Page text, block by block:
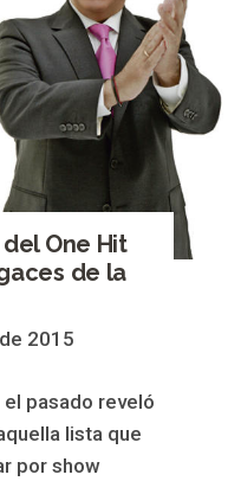
One Hit
de la
2015
pasado reveló
lista que
por show